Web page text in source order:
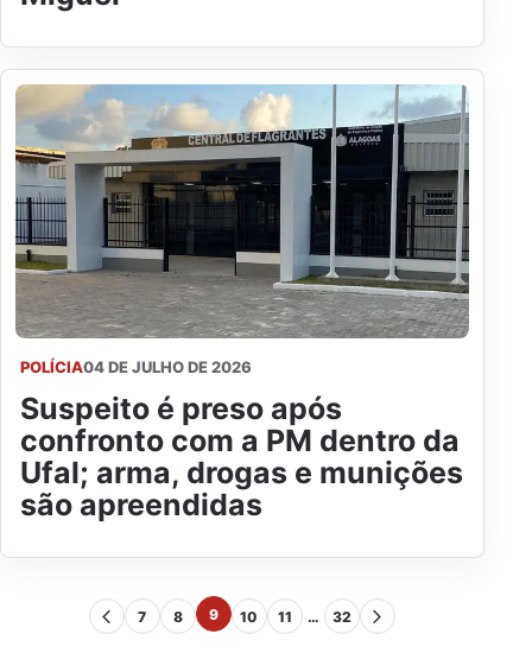
POLÍCIA04 DE JULHO DE 2026
Suspeito é preso após
confronto com a PM dentro da
Ufal; arma, drogas e munições
são apreendidas
7 8 9 10 11 … 32